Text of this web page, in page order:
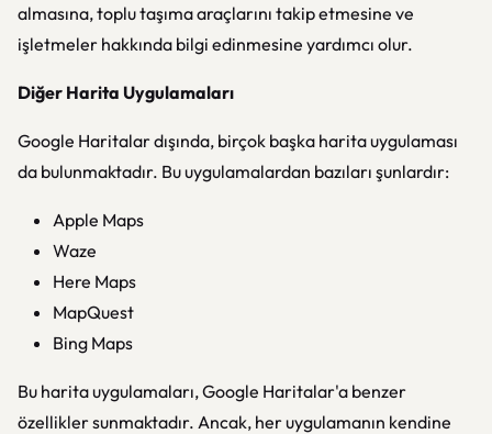
almasına, toplu taşıma araçlarını takip etmesine ve
işletmeler hakkında bilgi edinmesine yardımcı olur.
Diğer Harita Uygulamaları
Google Haritalar dışında, birçok başka harita uygulaması
da bulunmaktadır. Bu uygulamalardan bazıları şunlardır:
Apple Maps
Waze
Here Maps
MapQuest
Bing Maps
Bu harita uygulamaları, Google Haritalar'a benzer
özellikler sunmaktadır. Ancak, her uygulamanın kendine